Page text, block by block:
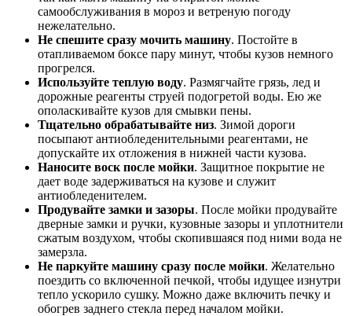
самообслуживания в мороз и ветреную погоду
нежелательно.
Не спешите сразу мочить машину. Постойте в
отапливаемом боксе пару минут, чтобы кузов немного
прогрелся.
Используйте теплую воду. Размягчайте грязь, лед и
дорожные реагенты струей подогретой воды. Ею же
ополаскивайте кузов для смывки пены.
Тщательно обрабатывайте низ. Зимой дороги
посыпают антиобледенительными реагентами, не
допускайте их отложения в нижней части кузова.
Наносите воск после мойки. Защитное покрытие не
дает воде задерживаться на кузове и служит
антиобледенителем.
Продувайте замки и зазоры. После мойки продувайте
дверные замки и ручки, кузовные зазоры и уплотнители
сжатым воздухом, чтобы скопившаяся под ними вода не
замерзла.
Не паркуйте машину сразу после мойки. Желательно
поездить со включенной печкой, чтобы идущее изнутри
тепло ускорило сушку. Можно даже включить печку и
обогрев заднего стекла перед началом мойки.